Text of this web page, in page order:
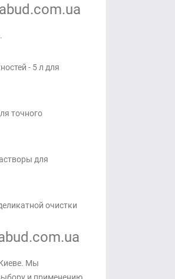
- 5 л для
точного
для
очистки
Мы